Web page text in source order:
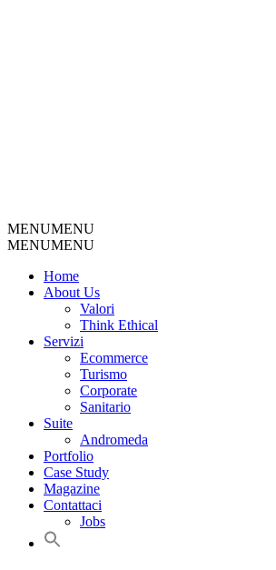
MENUMENU
MENUMENU
Home
About Us
Valori
Think Ethical
Servizi
Ecommerce
Turismo
Corporate
Sanitario
Suite
Andromeda
Portfolio
Case Study
Magazine
Contattaci
Jobs